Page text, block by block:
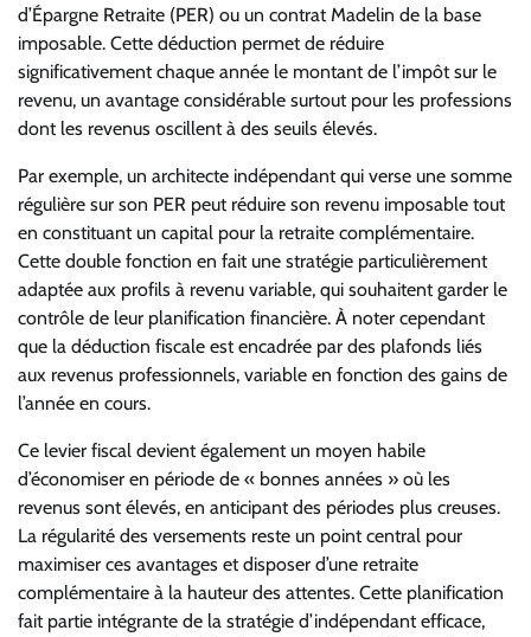
d’Épargne Retraite (PER) ou un contrat Madelin de la base
imposable. Cette déduction permet de réduire
significativement chaque année le montant de l’impôt sur le
revenu, un avantage considérable surtout pour les professions
dont les revenus oscillent à des seuils élevés.
Par exemple, un architecte indépendant qui verse une somme
régulière sur son PER peut réduire son revenu imposable tout
en constituant un capital pour la retraite complémentaire.
Cette double fonction en fait une stratégie particulièrement
adaptée aux profils à revenu variable, qui souhaitent garder le
contrôle de leur planification financière. À noter cependant
que la déduction fiscale est encadrée par des plafonds liés
aux revenus professionnels, variable en fonction des gains de
l’année en cours.
Ce levier fiscal devient également un moyen habile
d’économiser en période de « bonnes années » où les
revenus sont élevés, en anticipant des périodes plus creuses.
La régularité des versements reste un point central pour
maximiser ces avantages et disposer d’une retraite
complémentaire à la hauteur des attentes. Cette planification
fait partie intégrante de la stratégie d’indépendant efficace,